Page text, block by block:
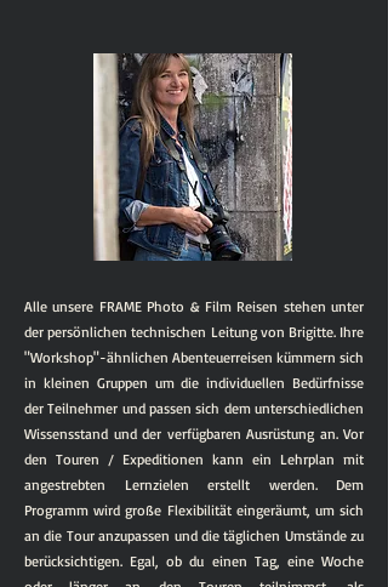
Alle unsere FRAME Photo & Film Reisen stehen unter
der persönlichen technischen Leitung von Brigitte. Ihre
"Workshop"-ähnlichen Abenteuerreisen kümmern sich
in kleinen Gruppen um die individuellen Bedürfnisse
der Teilnehmer und passen sich dem unterschiedlichen
Wissensstand und der verfügbaren Ausrüstung an. Vor
den Touren / Expeditionen kann ein Lehrplan mit
angestrebten Lernzielen erstellt werden. Dem
Programm wird große Flexibilität eingeräumt, um sich
an die Tour anzupassen und die täglichen Umstände zu
berücksichtigen. Egal, ob du einen Tag, eine Woche